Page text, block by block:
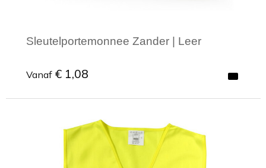
Sleutelportemonnee Zander | Leer
Vanaf € 1,08
Minimale afname: 1